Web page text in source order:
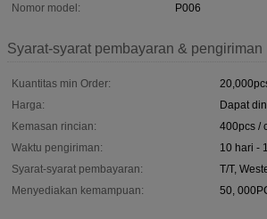
Nomor model:
P006
Syarat-syarat pembayaran & pengiriman
Kuantitas min Order:
Harga:
Dapat
Kemasan rincian:
400pcs /
Waktu pengiriman:
10 hari -
Syarat-syarat pembayaran:
T/T,
Menyediakan kemampuan:
50,